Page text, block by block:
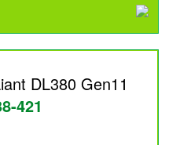
DL380 Gen11
421